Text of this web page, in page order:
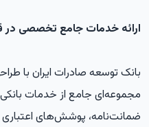
ارائه خدمات جامع تخصصی در
بانک توسعه صادرات ایران با
مجموعه‌ای جامع از خدمات
ضمانت‌نامه، پوشش‌های